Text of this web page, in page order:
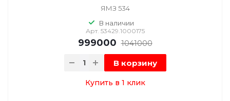
ЯМЗ 534
В наличии
Арт. 53429.1000175
999000 1041000
В корзину
Купить в 1 клик